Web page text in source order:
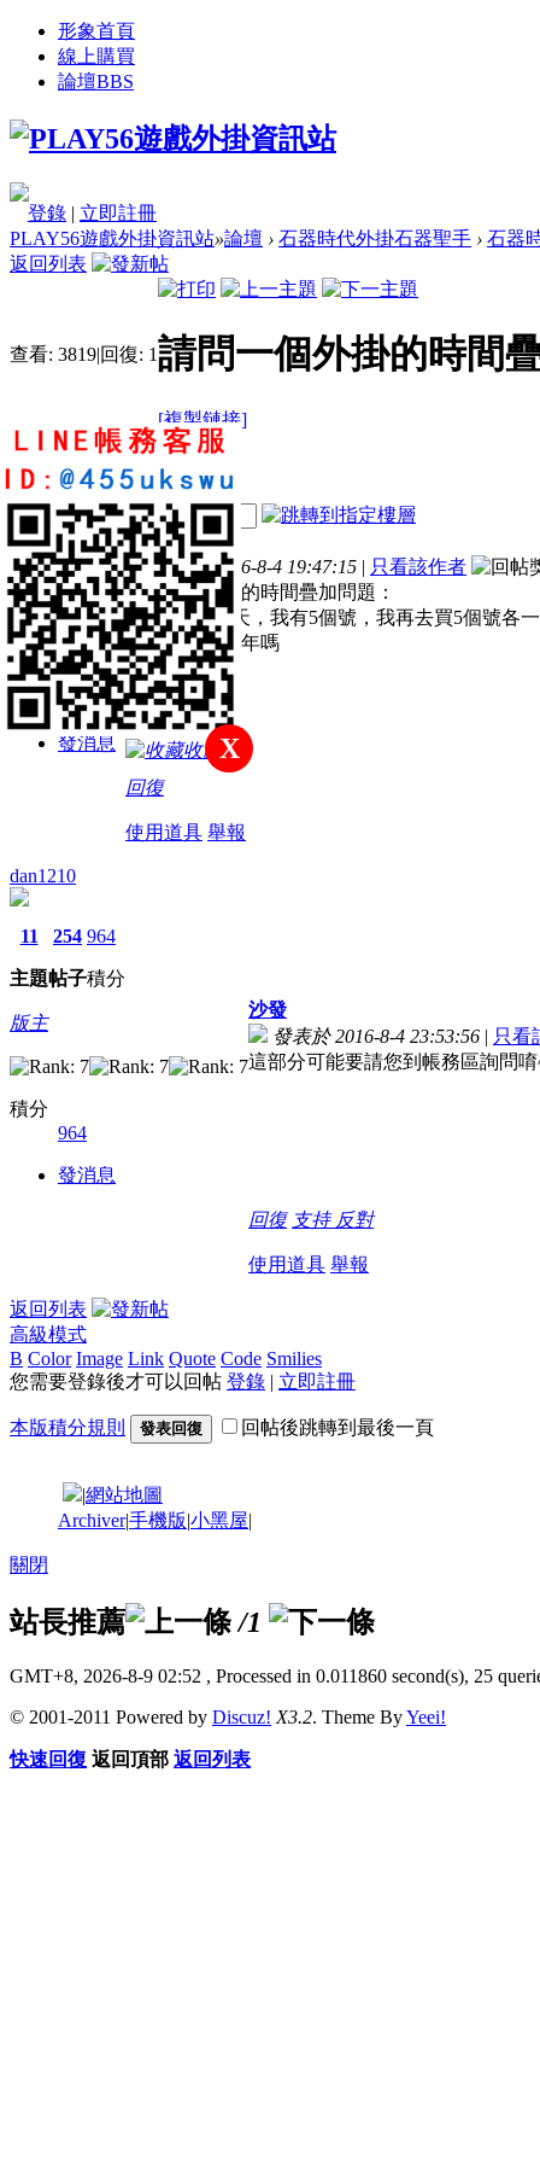
形象首頁
線上購買
論壇BBS
登錄 | 立即註冊
PLAY56遊戲外掛資訊站»論壇 › 石器時代外掛石器聖手 › 石器
返回列表
查看: 3819|回復: 1請問一個外掛的時間
[複製鏈接]
feng134289
11
主題
34
帖子
149
積分
註冊會員
積分
149
發消息
電梯直達
樓主
發表於 2016-8-4 19:47:15 | 只看該作者
請問一個外掛的時間疊加問題：
我外掛還有7天，我有5個號，我再去買5個號各
可以疊加到一年嗎
收藏
回復
使用道具 舉報
dan1210
11
主題
254
帖子
964
積分
版主
積分
964
發消息
沙發
發表於 2016-8-4 23:53:56 | 只看
這部分可能要請您到帳務區詢問
回復 支持 反對
使用道具 舉報
返回列表
高級模式
B Color Image Link Quote Code Smilies
您需要登錄後才可以回帖 登錄 | 立即註冊
本版積分規則 發表回復 回帖後跳轉到最後一頁
X
|網站地圖
Archiver|手機版|小黑屋|
關閉
站長推薦 /1
GMT+8, 2026-8-9 02:52 , Processed in 0.011860 second(s), 25
© 2001-2011 Powered by Discuz! X3.2. Theme ByYeei!
快速回復 返回頂部 返回列表